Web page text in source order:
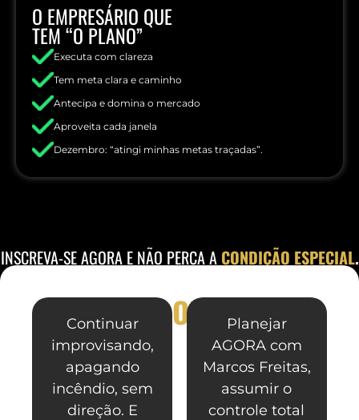
O EMPRESÁRIO QUE
TEM “O PLANO”
Executa com clareza
Tem meta clara e caminho
Antecipa e domina o mercado
Aproveita cada janela
Dezembro: “atingi minhas metas traçadas”.
INSCREVA-SE AGORA E NÃO PERCA A CONDIÇÃO ESPECIAL.
Continuar
improvisando,
apagando
incêndio, sem
direção. E
OU
Planejar
AGORA com
Marcos Freitas,
assumir o
controle total